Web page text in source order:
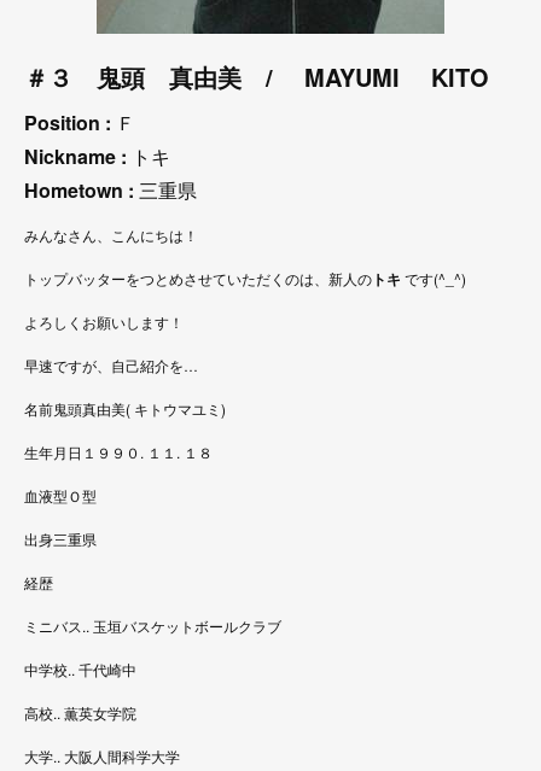
＃３ 鬼頭 真由美 / MAYUMI KITO
Position : Ｆ
Nickname : トキ
Hometown : 三重県
みんなさん、こんにちは！
トップバッターをつとめさせていただくのは、新人の トキ です(^_^)
よろしくお願いします！
早速ですが、自己紹介を…
名前鬼頭真由美( キトウマユミ)
生年月日１９９０. １１. １８
血液型Ｏ型
出身三重県
経歴
ミニバス.. 玉垣バスケットボールクラブ
中学校.. 千代崎中
高校.. 薫英女学院
大学.. 大阪人間科学大学